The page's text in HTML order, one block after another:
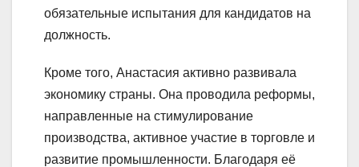
обязательные испытания для кандидатов на
должность.
Кроме того, Анастасия активно развивала
экономику страны. Она проводила реформы,
направленные на стимулирование
производства, активное участие в торговле и
развитие промышленности. Благодаря её